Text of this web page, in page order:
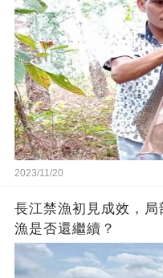
2023/11/20
長江禁漁初見成效，
漁是否還繼續？